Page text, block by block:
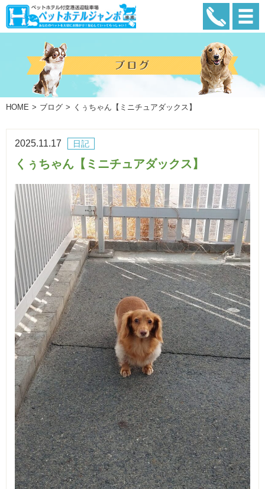
HOME ブログ くぅちゃん【ミニチュアダックス】
日記
2025.11.17
くぅちゃん【ミニチュアダックス】